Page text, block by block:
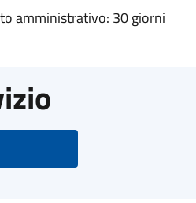
amministrativo: 30 giorni